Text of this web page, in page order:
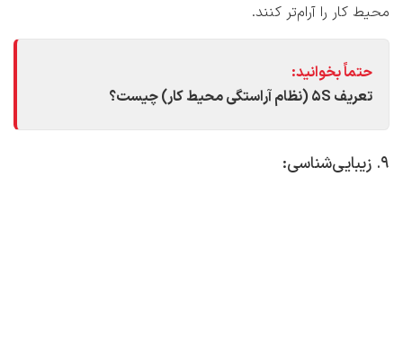
محیط کار را آرام‌تر کنند.
حتماً بخوانید:
تعریف 5S (نظام آراستگی محیط کار) چیست؟
9. زیبایی‌شناسی: